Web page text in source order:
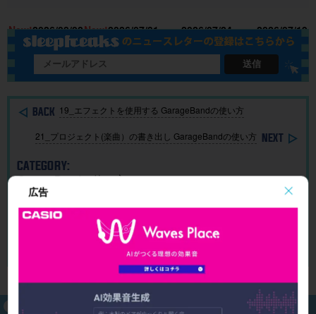
広告
に生成AI
を取り入
れる基本
ガイド
New!2026/08/02
析”する公
開収録イ
ベント開
催
New!2026/07/31
Grid」｜M
ac・iOSで
単に作
成！
2026/07/24
点まとめ
2026/07/19
送信
19_エフェクトを使用する GarageBandの使い方
21_プロジェクト(楽曲）の書き出し GarageBandの使い方
CATEGORY:
GarageBandの使い方
TAG: エフェクト処理
ミキサー・ミキシング 基本編集
スリープフリークスは、オンラインレッスン実績No.1！